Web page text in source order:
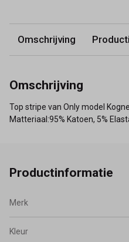
Omschrijving
Omschrijving
Top stripe van Only model
Matteriaal:95% Katoen, 5%
Productinformatie
Merk
Kleur